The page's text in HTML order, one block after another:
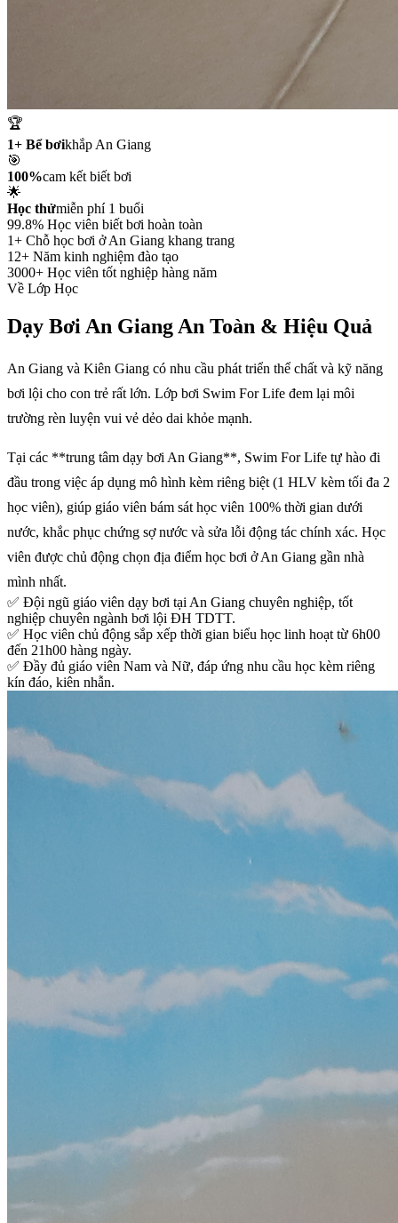
🏆
1+ Bể bơikhắp An Giang
🎯
100%cam kết biết bơi
🌟
Học thửmiễn phí 1 buổi
99.8% Học viên biết bơi hoàn toàn
1+ Chỗ học bơi ở An Giang khang trang
12+ Năm kinh nghiệm đào tạo
3000+ Học viên tốt nghiệp hàng năm
Về Lớp Học
Dạy Bơi An Giang An Toàn & Hiệu Quả
An Giang và Kiên Giang có nhu cầu phát triển thể chất và kỹ năng
bơi lội cho con trẻ rất lớn. Lớp bơi Swim For Life đem lại môi
trường rèn luyện vui vẻ dẻo dai khỏe mạnh.
Tại các **trung tâm dạy bơi An Giang**, Swim For Life tự hào đi
đầu trong việc áp dụng mô hình kèm riêng biệt (1 HLV kèm tối đa 2
học viên), giúp giáo viên bám sát học viên 100% thời gian dưới
nước, khắc phục chứng sợ nước và sửa lỗi động tác chính xác. Học
viên được chủ động chọn địa điểm học bơi ở An Giang gần nhà
mình nhất.
✅ Đội ngũ giáo viên dạy bơi tại An Giang chuyên nghiệp, tốt
nghiệp chuyên ngành bơi lội ĐH TDTT.
✅ Học viên chủ động sắp xếp thời gian biểu học linh hoạt từ 6h00
đến 21h00 hàng ngày.
✅ Đầy đủ giáo viên Nam và Nữ, đáp ứng nhu cầu học kèm riêng
kín đáo, kiên nhẫn.